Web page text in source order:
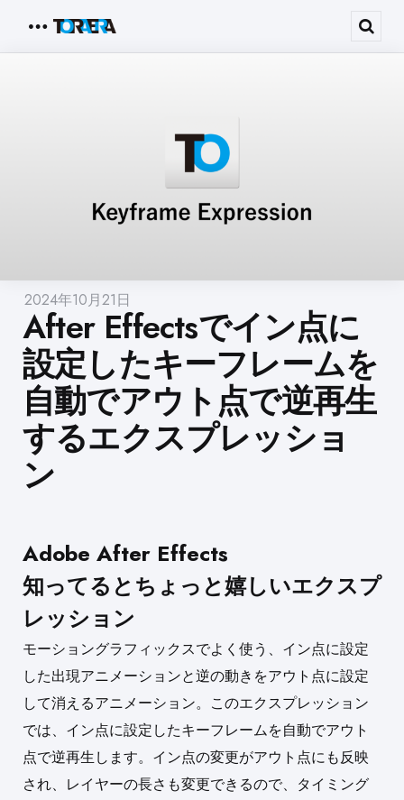
Menu
2024年10月21日
After Effectsでイン点に
設定したキーフレームを
自動でアウト点で逆再生
するエクスプレッショ
ン
Adobe After Effects
知ってるとちょっと嬉しいエクスプ
レッション
モーショングラフィックスでよく使う、イン点に設定
した出現アニメーションと逆の動きをアウト点に設定
して消えるアニメーション。このエクスプレッション
では、イン点に設定したキーフレームを自動でアウト
点で逆再生します。イン点の変更がアウト点にも反映
され、レイヤーの長さも変更できるので、タイミング